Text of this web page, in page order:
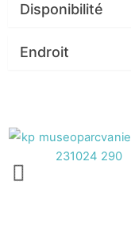
Disponibilité
Endroit